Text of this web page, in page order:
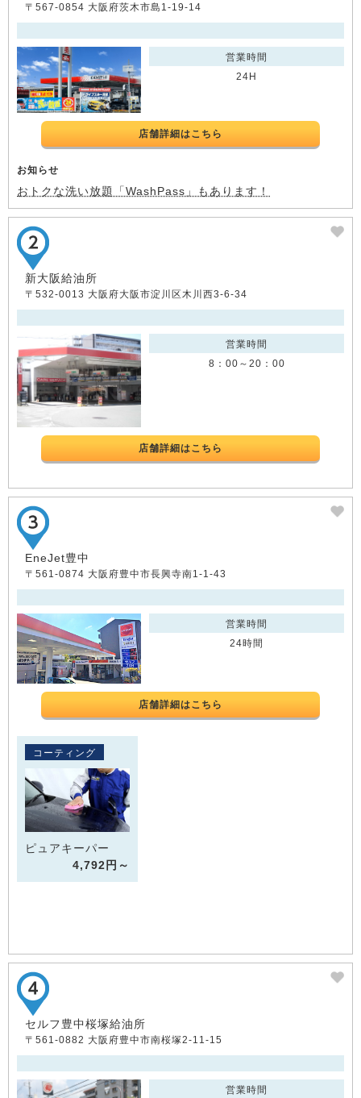
〒567-0854 大阪府茨木市島1-19-14
営業時間
24H
店舗詳細はこちら
お知らせ
おトクな洗い放題「WashPass」もあります！
新大阪給油所
〒532-0013 大阪府大阪市淀川区木川西3-6-34
営業時間
8：00～20：00
店舗詳細はこちら
EneJet豊中
〒561-0874 大阪府豊中市長興寺南1-1-43
営業時間
24時間
店舗詳細はこちら
コーティング
ピュアキーパー
4,792円～
セルフ豊中桜塚給油所
〒561-0882 大阪府豊中市南桜塚2-11-15
営業時間